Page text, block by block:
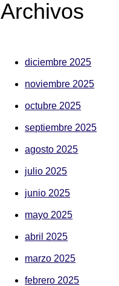
Archivos
diciembre 2025
noviembre 2025
octubre 2025
septiembre 2025
agosto 2025
julio 2025
junio 2025
mayo 2025
abril 2025
marzo 2025
febrero 2025